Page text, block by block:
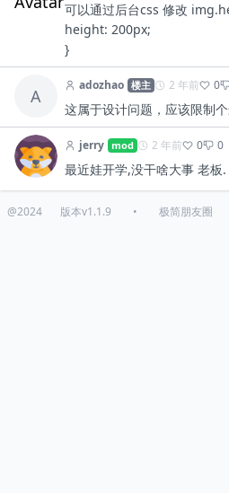
可以通过后台css 修改
height: 200px;
}
A
adozhao 楼主 2 年前 0
这属于设计问题，应该限制
jerry mod 2 年前 0 0
最近娃开学,没干啥大事 老板.
@2024 版本v1.1.9 • 极简朋友圈